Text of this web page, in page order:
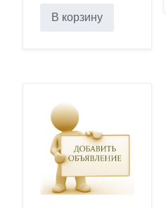
В корзину